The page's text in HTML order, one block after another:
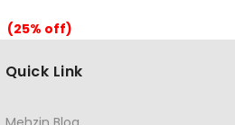
(25% off)
Quick Link